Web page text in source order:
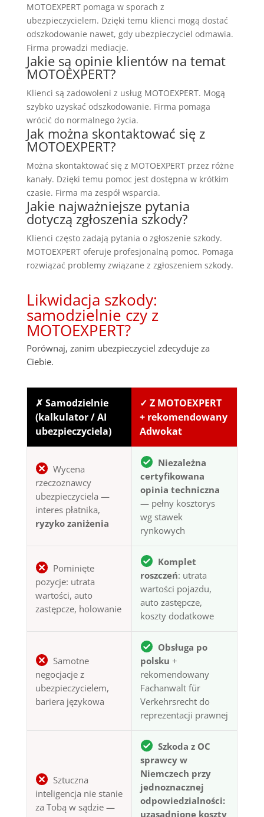
MOTOEXPERT pomaga w sporach z
ubezpieczycielem. Dzięki temu klienci mogą dostać
odszkodowanie nawet, gdy ubezpieczyciel odmawia.
Firma prowadzi mediacje.
Jakie są opinie klientów na temat
MOTOEXPERT?
Klienci są zadowoleni z usług MOTOEXPERT. Mogą
szybko uzyskać odszkodowanie. Firma pomaga
wrócić do normalnego życia.
Jak można skontaktować się z
MOTOEXPERT?
Można skontaktować się z MOTOEXPERT przez różne
kanały. Dzięki temu pomoc jest dostępna w krótkim
czasie. Firma ma zespół wsparcia.
Jakie najważniejsze pytania
dotyczą zgłoszenia szkody?
Klienci często zadają pytania o zgłoszenie szkody.
MOTOEXPERT oferuje profesjonalną pomoc. Pomaga
rozwiązać problemy związane z zgłoszeniem szkody.
Likwidacja szkody:
samodzielnie czy z
MOTOEXPERT?
Porównaj, zanim ubezpieczyciel zdecyduje za
Ciebie.
✗ Samodzielnie
(kalkulator / AI
ubezpieczyciela)
✓ Z MOTOEXPERT
+ rekomendowany
Adwokat
Wycena
rzeczoznawcy
ubezpieczyciela —
interes płatnika,
ryzyko zaniżenia
Niezależna
certyfikowana
opinia techniczna
— pełny kosztorys
wg stawek
rynkowych
Pominięte
pozycje: utrata
wartości, auto
zastępcze, holowanie
Komplet
roszczeń: utrata
wartości pojazdu,
auto zastępcze,
koszty dodatkowe
Samotne
negocjacje z
ubezpieczycielem,
bariera językowa
Obsługa po
polsku +
rekomendowany
Fachanwalt für
Verkehrsrecht do
reprezentacji prawnej
Sztuczna
inteligencja nie stanie
za Tobą w sądzie —
Szkoda z OC
sprawcy w
Niemczech przy
jednoznacznej
odpowiedzialności:
uzasadnione koszty